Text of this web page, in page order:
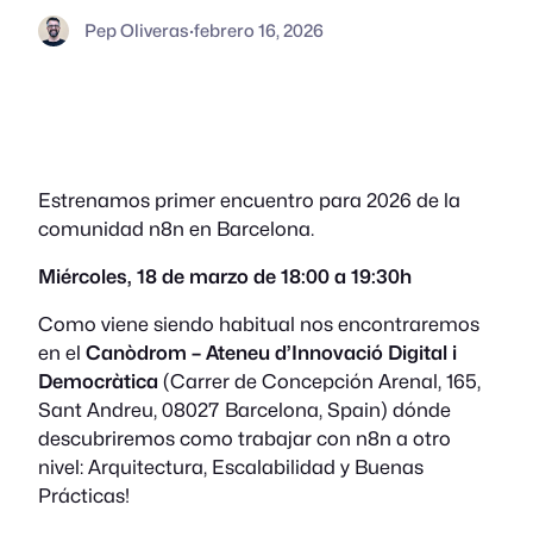
Pep Oliveras·febrero 16, 2026
Estrenamos primer encuentro para 2026 de la
comunidad n8n en Barcelona.
Miércoles, 18 de marzo de 18:00 a 19:30h
Como viene siendo habitual nos encontraremos
en el Canòdrom – Ateneu d’Innovació Digital i
Democràtica (Carrer de Concepción Arenal, 165,
Sant Andreu, 08027 Barcelona, Spain) dónde
descubriremos como trabajar con n8n a otro
nivel: Arquitectura, Escalabilidad y Buenas
Prácticas!